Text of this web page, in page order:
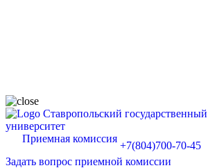
Ставропольский
университет
Приемная комиссия
+7(804)700-70-45
Задать вопрос приемной комиссии